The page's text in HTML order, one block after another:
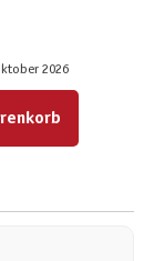
2026
um die Anzahl zu